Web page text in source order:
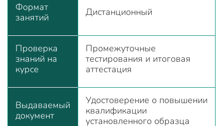
Формат
занятий
Дистанционный
Проверка
знаний на
курсе
Промежуточные
тестирования и итоговая
аттестация
Выдаваемый
документ
Удостоверение о повышении
квалификации
установленного образца